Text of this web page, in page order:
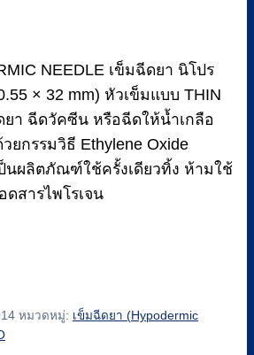
NEEDLE เข็มฉีดยา นิโปร
× 32 mm) หัวเข็มแบบ THIN
ยา ฉีดวัคซีน หรือฉีดให้น้ำเกลือ
ยกรรมวิธี Ethylene Oxide
ป็นผลิตภัณฑ์ใช้ครั้งเดียวทิ้ง ห้ามใช้
สารไพโรเจน
หมวดหมู่: เข็มฉีดยา (Hypodermic